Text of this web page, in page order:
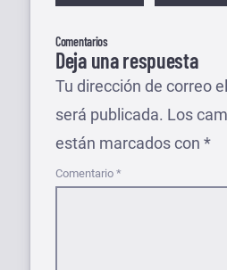
Comentarios
Deja una respuesta
Tu dirección de correo
será publicada. Los
están marcados con *
Comentario *